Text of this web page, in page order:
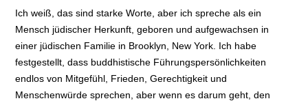
Ich weiß, das sind starke Worte, aber ich spreche als ein
Mensch jüdischer Herkunft, geboren und aufgewachsen in
einer jüdischen Familie in Brooklyn, New York. Ich habe
festgestellt, dass buddhistische Führungspersönlichkeiten
endlos von Mitgefühl, Frieden, Gerechtigkeit und
Menschenwürde sprechen, aber wenn es darum geht, den